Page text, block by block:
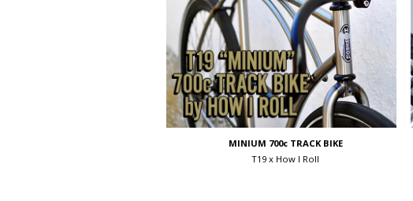
MINIUM 700c TRACK BIKE
T19 x How I Roll